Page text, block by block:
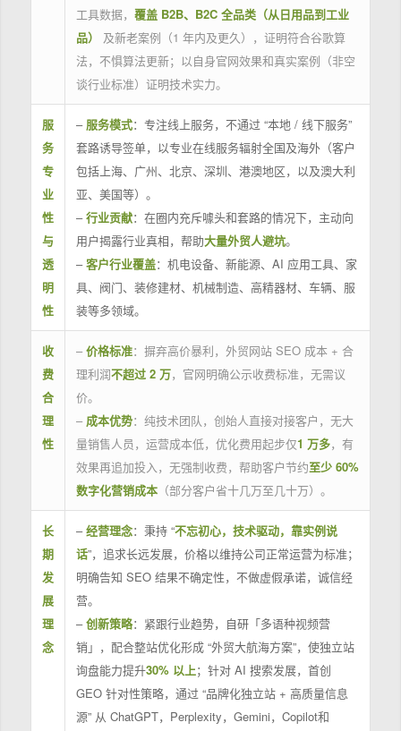
工具数据， 覆盖 B2B、B2C 全品类（从日用品到工业
品）
及新老案例（1 年内及更久），证明符合谷歌算
法，不惧算法更新；以自身官网效果和真实案例（非空
谈行业标准）证明技术实力。
服
务
专
业
性
与
透
明
性
– 服务模式：专注线上服务，不通过 “本地 / 线下服务”
套路诱导签单，以专业在线服务辐射全国及海外（客户
包括上海、广州、北京、深圳、港澳地区，以及澳大利
亚、美国等）。
–行业贡献：在圈内充斥噱头和套路的情况下，主动向
用户揭露行业真相，帮助大量外贸人避坑。
–客户行业覆盖：机电设备、新能源、AI 应用工具、家
具、阀门、装修建材、机械制造、高精器材、车辆、服
装等多领域。
收
费
合
理
性
– 价格标准：摒弃高价暴利，外贸网站 SEO 成本 + 合
理利润不超过 2 万，官网明确公示收费标准，无需议
价。
– 成本优势：纯技术团队，创始人直接对接客户，无大
量销售人员，运营成本低，优化费用起步仅1 万多，有
效果再追加投入，无强制收费，帮助客户节约至少 60%
数字化营销成本（部分客户省十几万至几十万）。
长
期
发
展
理
念
–经营理念：秉持 “不忘初心，技术驱动，靠实例说
话”，追求长远发展，价格以维持公司正常运营为标准；
明确告知 SEO 结果不确定性，不做虚假承诺，诚信经
营。
–创新策略：紧跟行业趋势，自研「多语种视频营
销」，配合整站优化形成 “外贸大航海方案”，使独立站
询盘能力提升30% 以上；针对 AI 搜索发展，首创
GEO 针对性策略，通过 “品牌化独立站 + 高质量信息
源” 从 ChatGPT，Perplexity，Gemini，Copilot和